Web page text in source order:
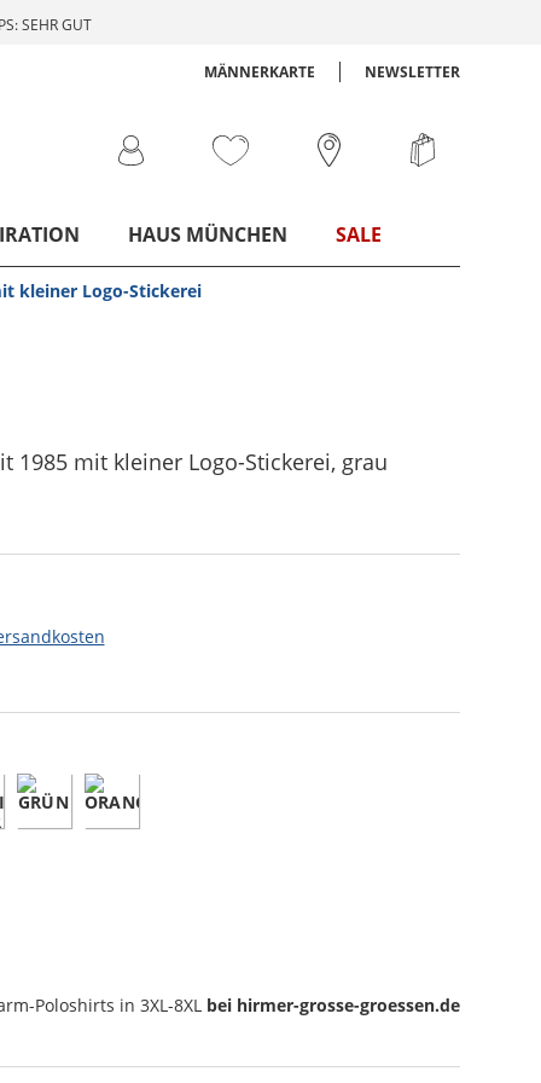
SEHR GUT
MÄNNERKARTE NEWSLETTER
HAUS MÜNCHEN SALE
kleiner Logo-Stickerei
1985 mit kleiner Logo-Stickerei, grau
Poloshirts in 3XL-8XL bei hirmer-grosse-groessen.de